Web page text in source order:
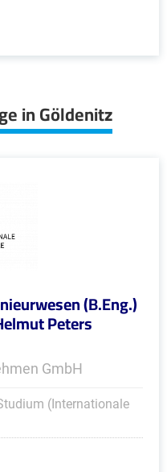
in Göldenitz
(B.Eng.)
Peters
GmbH
(Internationale